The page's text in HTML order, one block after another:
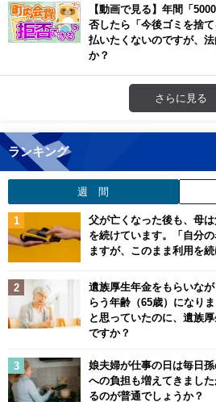
【動画で見る】年間「
否したら「今後ゴミを捨
払いたくないのですが、
か？
さらに見る
ランキング
週 間
父が亡くなった後も、母
を続けています。「自分
ますが、このまま利用を
遺族厚生年金をもらいな
らう年齢（65歳）になり
と思っていたのに、遺族
ですか？
娘夫婦が仕事の日は毎日
への負担も増えてきまし
るのが普通でしょうか？